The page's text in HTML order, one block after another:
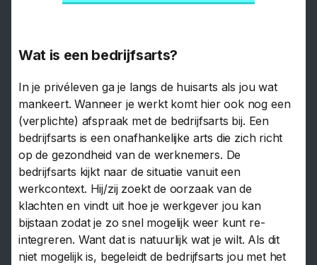
Wat is een bedrijfsarts?
In je privéleven ga je langs de huisarts als jou wat
mankeert. Wanneer je werkt komt hier ook nog een
(verplichte) afspraak met de bedrijfsarts bij. Een
bedrijfsarts is een onafhankelijke arts die zich richt
op de gezondheid van de werknemers. De
bedrijfsarts kijkt naar de situatie vanuit een
werkcontext. Hij/zij zoekt de oorzaak van de
klachten en vindt uit hoe je werkgever jou kan
bijstaan zodat je zo snel mogelijk weer kunt re-
integreren. Want dat is natuurlijk wat je wilt. Als dit
niet mogelijk is, begeleidt de bedrijfsarts jou met het